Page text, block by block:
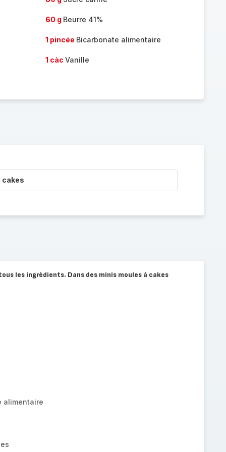
60 g Beurre 41%
1 pincée Bicarbonate alimentaire
1 càc Vanille
cakes
les ingrédients. Dans des minis moules à cakes
alimentaire